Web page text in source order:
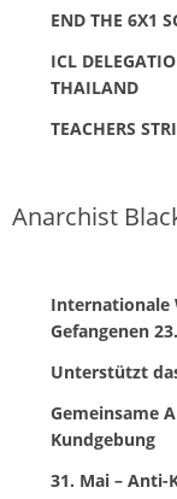
END THE 6X1
ICL
THAILAND
TEACHERS
Anarchist
Internationale
Gefangenen
Unterstützt
Gemeinsame
Kundgebung
31. Mai –